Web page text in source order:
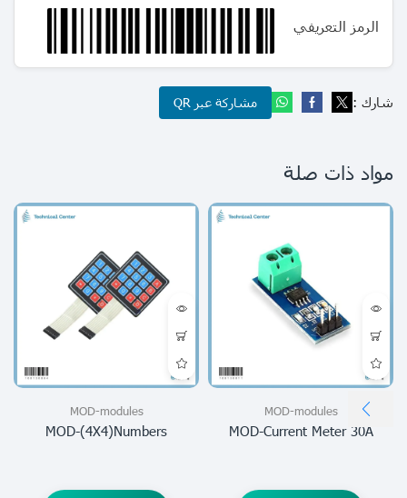
الرمز التعريفي
شارك : مشاركة عبر QR
مواد ذات صلة
MOD-modules
MOD-Current Meter 30A
MOD-modules
MOD-(4X4)numbers